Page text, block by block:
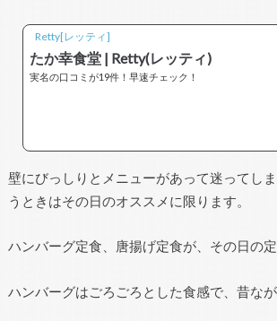
Retty[レッティ]
たか幸食堂 | Retty(レッティ)
実名の口コミが19件！早速チェック！
壁にびっしりとメニューがあって迷ってし
うときはその日のオススメに限ります。
ハンバーグ定食、唐揚げ定食が、その日の定
ハンバーグはごろごろとした食感で、昔なが